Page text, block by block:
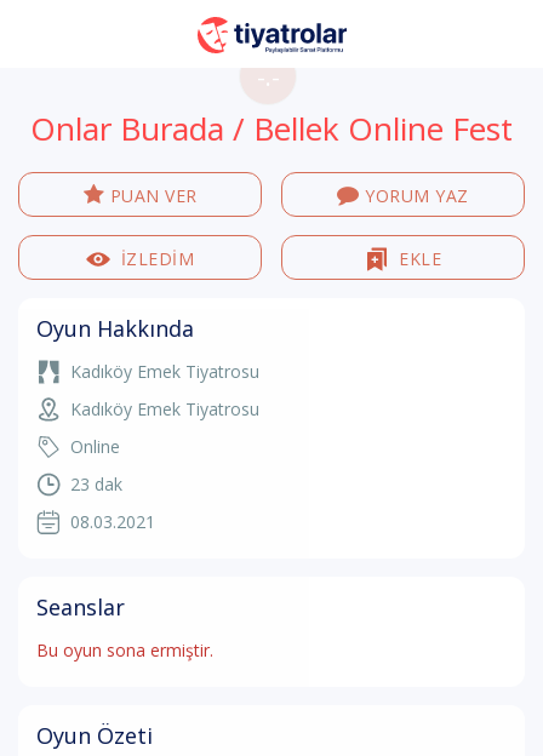
-.-
Onlar Burada / Bellek Online Fest
PUAN VER YORUM YAZ
İZLEDİM EKLE
Oyun Hakkında
Kadıköy Emek Tiyatrosu
Kadıköy Emek Tiyatrosu
Online
23 dak
08.03.2021
Seanslar
Bu oyun sona ermiştir.
Oyun Özeti